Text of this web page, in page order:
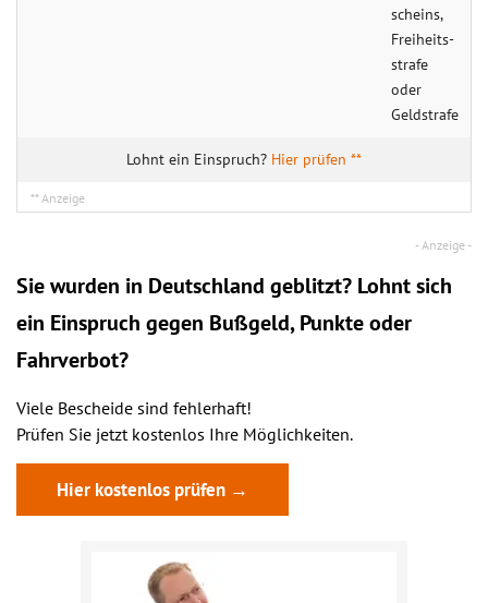
scheins,
Freiheits­
strafe
oder
Geld­strafe
Hier prüfen **
Sie wurden in Deutschland geblitzt? Lohnt sich
ein Einspruch gegen Bußgeld, Punkte oder
Fahrverbot?
Viele Bescheide sind fehlerhaft!
Prüfen Sie jetzt kostenlos Ihre Möglichkeiten.
Hier kostenlos prüfen →